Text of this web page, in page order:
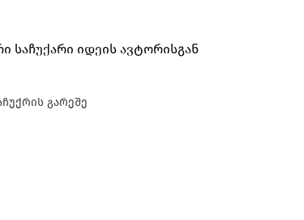
საჩუქარი იდეის ავტორისგან
გარეშე